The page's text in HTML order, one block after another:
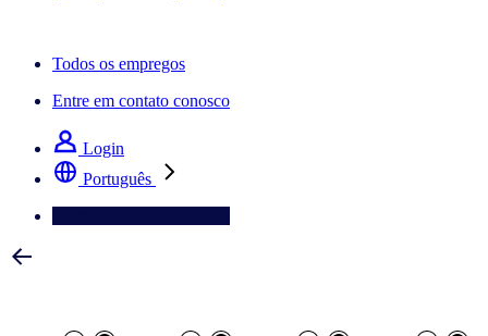
Todos os empregos
Entre em contato conosco
Login
Português